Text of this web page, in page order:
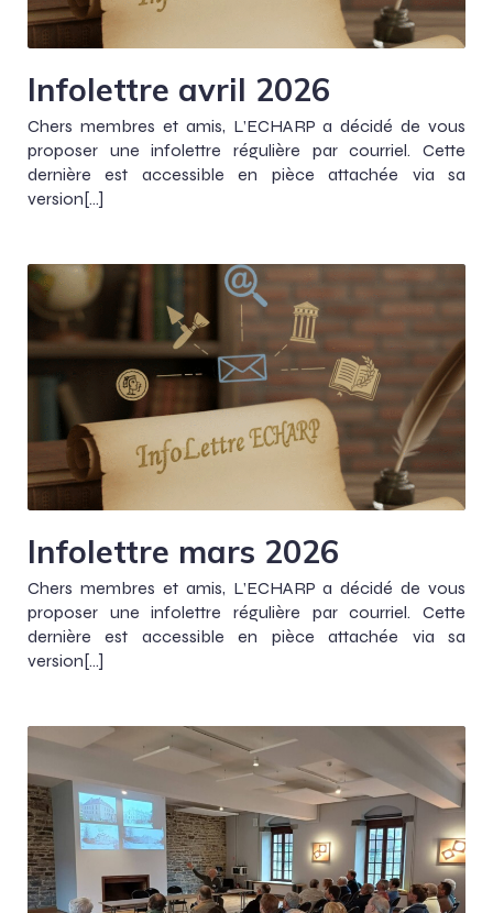
Infolettre avril 2026
Chers membres et amis, L’ECHARP a décidé de vous
proposer une infolettre régulière par courriel. Cette
dernière est accessible en pièce attachée via sa
version[…]
Infolettre mars 2026
Chers membres et amis, L’ECHARP a décidé de vous
proposer une infolettre régulière par courriel. Cette
dernière est accessible en pièce attachée via sa
version[…]